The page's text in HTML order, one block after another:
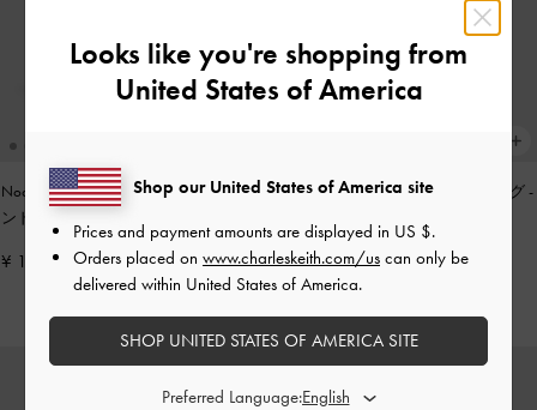
Noane ノアン イーロンゲイティドハ
ンドルショルダーバッグ
¥ 13,900
Zephy ゼフィ タッセル トートバッグ-
¥ 17,900
Looks like you're shopping from
United States of America
Shop our United States of America site
Prices and payment amounts are displayed in US $.
Orders placed on www.charleskeith.com/us can only be
delivered within United States of America.
SHOP UNITED STATES OF AMERICA SITE
Preferred Language: